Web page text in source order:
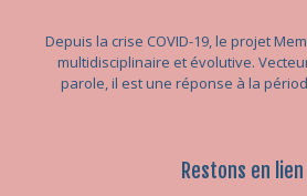
Depuis la crise COVID-19, le projet
multidisciplinaire et évolutive.
parole, il est une réponse à la
Restons en